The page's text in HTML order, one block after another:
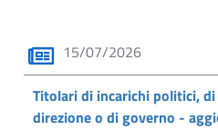
15/07/2026
Titolari di incarichi politici,
direzione o di governo -